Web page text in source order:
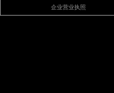
企业营业执照